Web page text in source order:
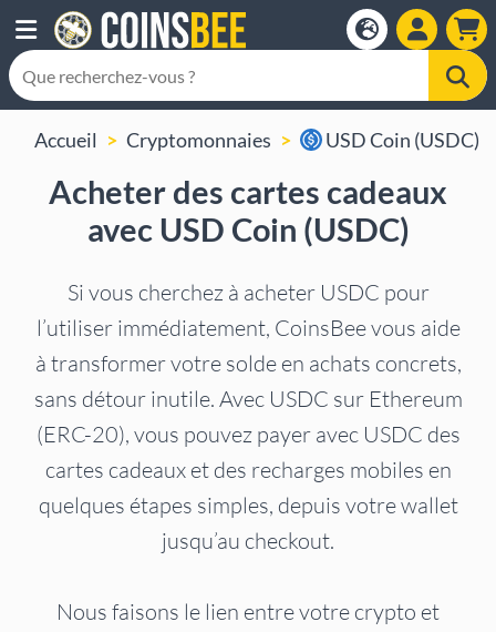
Accueil Cryptomonnaies USD Coin (USDC)
Acheter des cartes cadeaux
avec USD Coin (USDC)
Si vous cherchez à acheter USDC pour
l’utiliser immédiatement, CoinsBee vous aide
à transformer votre solde en achats concrets,
sans détour inutile. Avec USDC sur Ethereum
(ERC-20), vous pouvez payer avec USDC des
cartes cadeaux et des recharges mobiles en
quelques étapes simples, depuis votre wallet
jusqu’au checkout.
Nous faisons le lien entre votre crypto et